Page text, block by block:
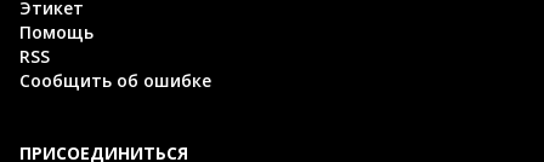
Этикет
Помощь
RSS
Сообщить об ошибке
ПРИСОЕДИНИТЬСЯ